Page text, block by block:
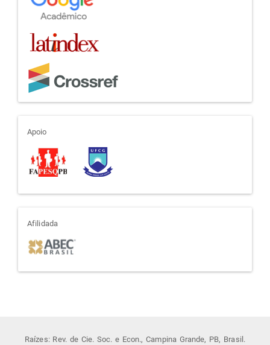
apoio
Apoio
afiliada
Afilidada
Raízes: Rev. de Cie. Soc. e Econ., Campina Grande, PB, Brasil.